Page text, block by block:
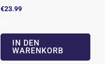
€23.99
IN DEN
WARENKORB